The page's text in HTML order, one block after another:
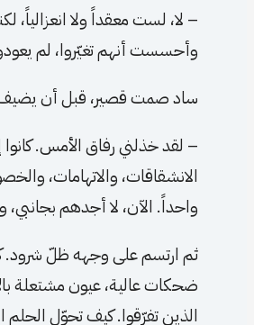
– لا، لست معقداً ولا
وأحسست أنهم تغيّروا، لم
ساد صمت قصير، قبل أن يضيف
– لقد خذلني رفاق الأمس.
الانشقاقات، والاتهامات،
واحداً. الآن، لا أجدهم
ثم ارتسم على وجهه ظلّ شرود.
ضحكات عالية، عيون مشتعلة
الذين تفرّقوا. كيف تحوّل الحلم